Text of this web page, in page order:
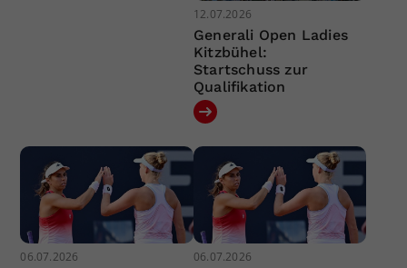
12.07.2026
Generali Open Ladies
Kitzbühel:
Startschuss zur
Qualifikation
06.07.2026 06.07.2026